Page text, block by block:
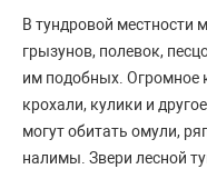
В тундровой местности
грызунов, полевок,
им подобных. Огромное
крохали, кулики и
могут обитать омули,
налимы. Звери лесной